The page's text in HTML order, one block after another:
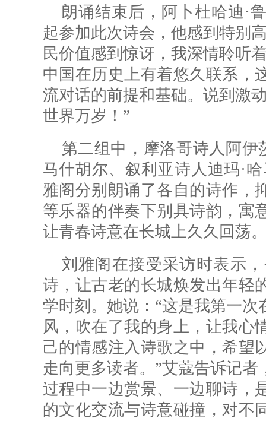
朗诵结束后，阿卜杜哈迪·
起参加此次诗会，他感到特别
民价值感到惊讶，我深情聆听
中国在历史上有着悠久联系，
流对话的前提和基础。说到激
世界万岁！”
第二组中，摩洛哥诗人阿伊
马什胡尔、叙利亚诗人迪玛·
雅阁分别朗诵了各自的诗作，
等乐器的伴奏下别具诗韵，寓
让青春诗意在长城上久久回荡
刘雅阁在接受采访时表示
诗，让古老的长城焕发出年轻
学时刻。她说：“这是我第一
风，吹在了我的身上，让我心
己的情感注入诗歌之中，希望
走向更多读者。”艾蔻告诉记
过程中一边赏景、一边聊诗，
的文化交流与诗意碰撞，对不